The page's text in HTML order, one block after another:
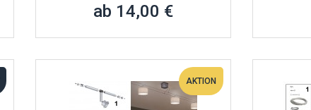
ab 14,00 €
AKTION